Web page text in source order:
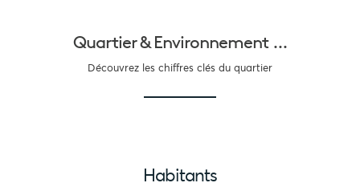
Quartier &Environnement ...
Découvrez les chiffres clés du quartier
Habitants